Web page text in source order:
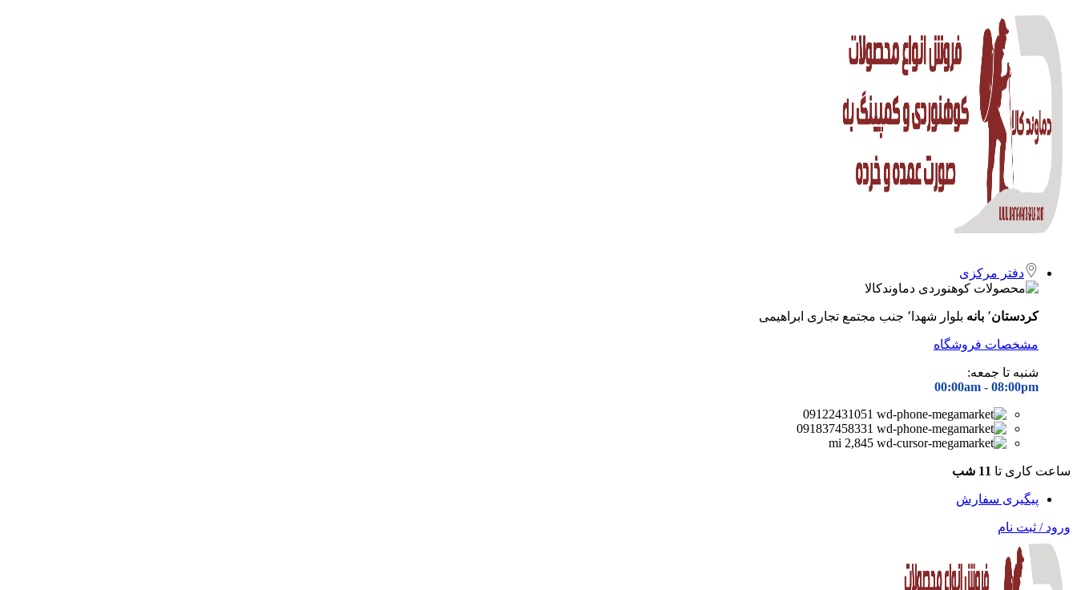
دفتر مرکزی
کردستان٬ بانه بلوار شهدا٬ جنب مجتمع تجاری ابراهیمی
مشخصات فروشگاه
شنبه تا جمعه:
00:00am - 08:00pm
09122431051
091837458331
2,845 mi
ساعت کاری تا 11 شب
پیگیری سفارش
ورود / ثبت نام